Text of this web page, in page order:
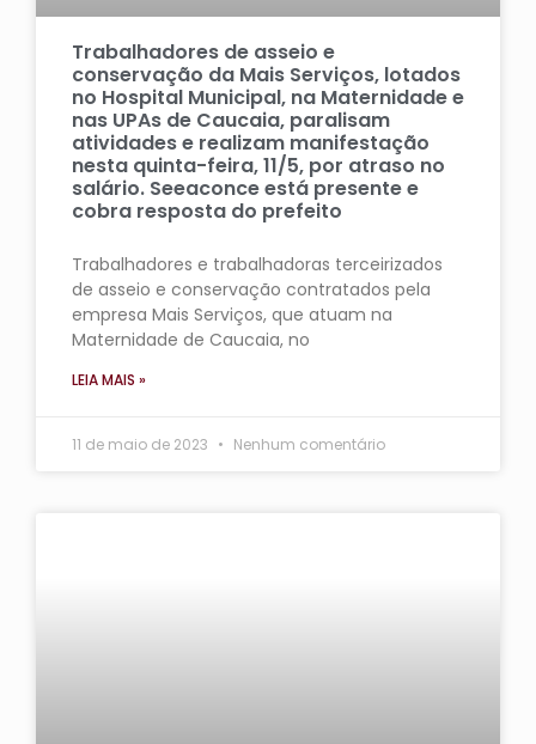
Trabalhadores de asseio e
conservação da Mais Serviços, lotados
no Hospital Municipal, na Maternidade e
nas UPAs de Caucaia, paralisam
atividades e realizam manifestação
nesta quinta-feira, 11/5, por atraso no
salário. Seeaconce está presente e
cobra resposta do prefeito
Trabalhadores e trabalhadoras terceirizados
de asseio e conservação contratados pela
empresa Mais Serviços, que atuam na
Maternidade de Caucaia, no
LEIA MAIS »
11 de maio de 2023 Nenhum comentário